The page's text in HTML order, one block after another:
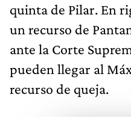
quinta de Pilar. En
un recurso de
ante la Corte
pueden llegar al
recurso de queja.